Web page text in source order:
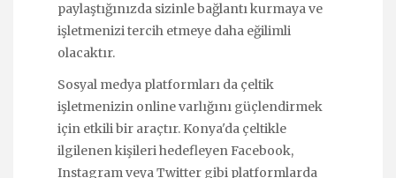
paylaştığınızda sizinle bağlantı kurmaya ve
işletmenizi tercih etmeye daha eğilimli
olacaktır.
Sosyal medya platformları da çeltik
işletmenizin online varlığını güçlendirmek
için etkili bir araçtır. Konya'da çeltikle
ilgilenen kişileri hedefleyen Facebook,
Instagram veya Twitter gibi platformlarda